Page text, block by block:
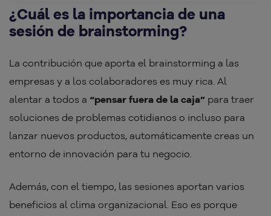
¿Cuál es la importancia de una
sesión de brainstorming?
La contribución que aporta el brainstorming a las
empresas y a los colaboradores es muy rica. Al
alentar a todos a “pensar fuera de la caja” para traer
soluciones de problemas cotidianos o incluso para
lanzar nuevos productos, automáticamente creas un
entorno de innovación para tu negocio.
Además, con el tiempo, las sesiones aportan varios
beneficios al clima organizacional. Eso es porque